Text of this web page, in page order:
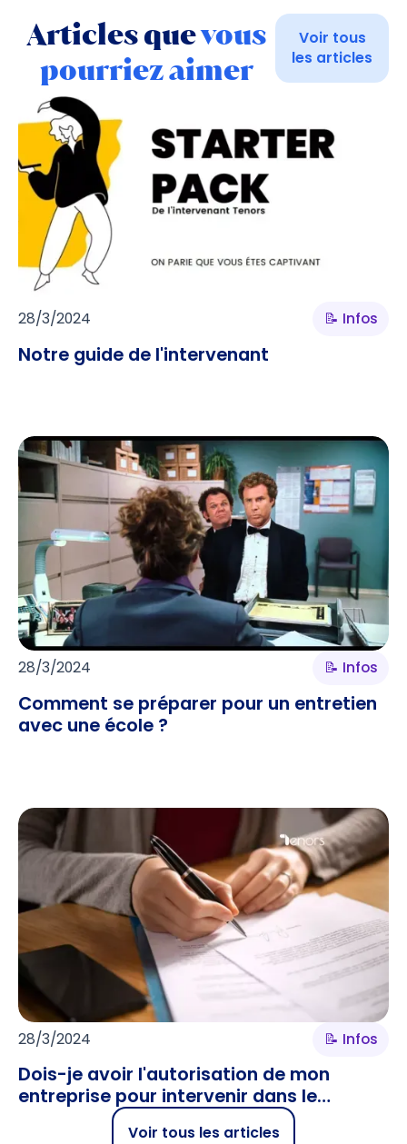
Articles quevous
pourriez aimer
Voir tous
les articles
28/3/2024 📝 Infos
Notre guide de l'intervenant
28/3/2024 📝 Infos
Comment se préparer pour un entretien
avec une école ?
28/3/2024 📝 Infos
Dois-je avoir l'autorisation de mon
entreprise pour intervenir dans le
supérieur ?
Voir tous les articles